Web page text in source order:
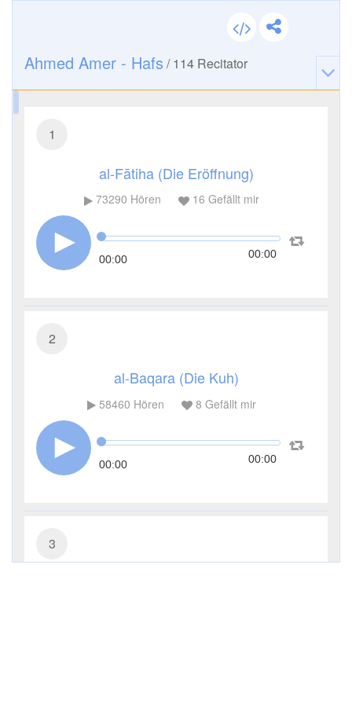
Ahmed Amer - Hafs /114 Recitator
1
al-Fātiha (Die Eröffnung)
73290 Hören 16 Gefällt mir
00:00 00:00
2
al-Baqara (Die Kuh)
58460 Hören 8 Gefällt mir
00:00 00:00
3